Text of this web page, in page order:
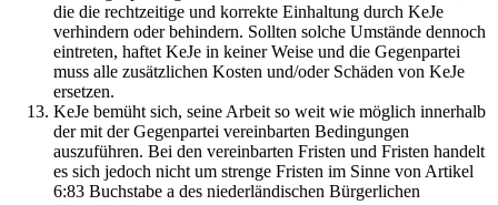
die die rechtzeitige und korrekte Einhaltung durch KeJe
verhindern oder behindern. Sollten solche Umstände dennoch
eintreten, haftet KeJe in keiner Weise und die Gegenpartei
muss alle zusätzlichen Kosten und/oder Schäden von KeJe
ersetzen.
KeJe bemüht sich, seine Arbeit so weit wie möglich innerhalb
der mit der Gegenpartei vereinbarten Bedingungen
auszuführen. Bei den vereinbarten Fristen und Fristen handelt
es sich jedoch nicht um strenge Fristen im Sinne von Artikel
6:83 Buchstabe a des niederländischen Bürgerlichen